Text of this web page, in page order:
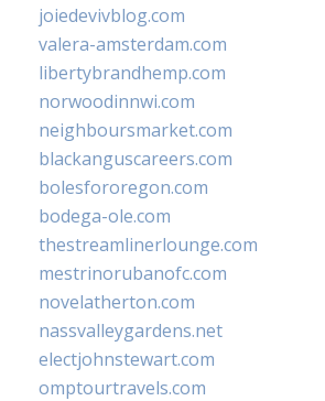
joiedevivblog.com
valera-amsterdam.com
libertybrandhemp.com
norwoodinnwi.com
neighboursmarket.com
blackanguscareers.com
bolesfororegon.com
bodega-ole.com
thestreamlinerlounge.com
mestrinorubanofc.com
novelatherton.com
nassvalleygardens.net
electjohnstewart.com
omptourtravels.com